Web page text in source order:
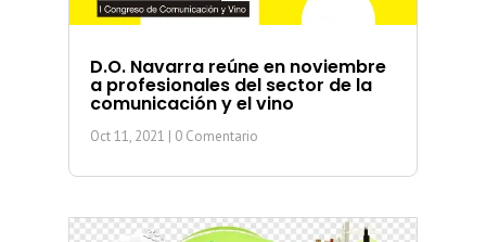
D.O. Navarra reúne en noviembre
a profesionales del sector de la
comunicación y el vino
Oct 11, 2021 | 0 Comentario